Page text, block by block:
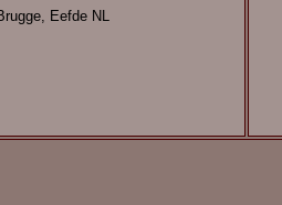
Eefde NL